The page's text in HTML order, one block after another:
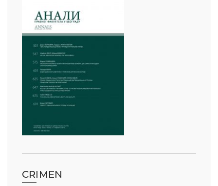
CRIMEN